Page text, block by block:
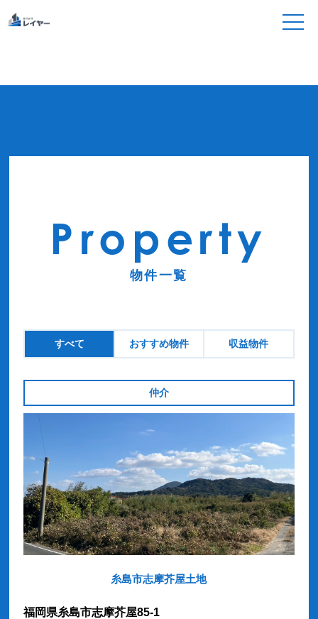
Property
物件一覧
すべて おすすめ物件 収益物件
仲介
糸島市志摩芥屋土地
福岡県糸島市志摩芥屋85-1